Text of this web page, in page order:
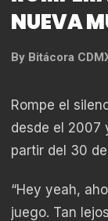
NUEVA
By Bitácora
Rompe el
desde el 2007
partir del 30
“Hey yeah,
juego. Tan